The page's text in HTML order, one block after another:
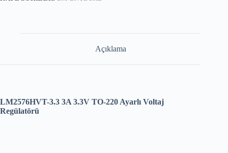
Açıklama
LM2576HVT-3.3 3A 3.3V TO-220 Ayarlı Voltaj
Regülatörü